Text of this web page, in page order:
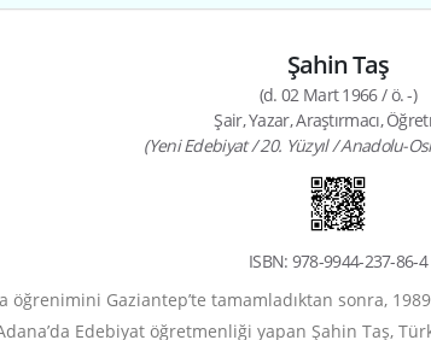
Şahin Taş
(d. 02 Mart 1966 / ö. -)
Şair, Yazar, Araştırmacı,
(Yeni Edebiyat / 20. Yüzyıl / Anadolu-
ISBN: 978-9944-237-86-4
Gaziantep’te tamamladıktan sonra,
Edebiyat öğretmenliği yapan Şahin Taş,